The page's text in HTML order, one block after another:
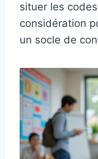
situer les
considération
un socle de